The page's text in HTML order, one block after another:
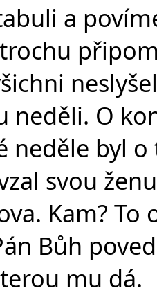
a
trochu
neděli. O
neděle byl
svou
Kam? To
Bůh
mu dá.